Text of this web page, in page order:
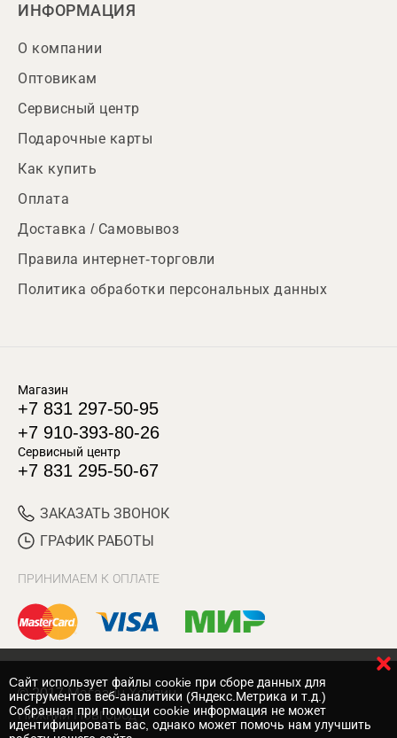
ИНФОРМАЦИЯ
О компании
Оптовикам
Сервисный центр
Подарочные карты
Как купить
Оплата
Доставка / Самовывоз
Правила интернет-торговли
Политика обработки персональных данных
Магазин
+7 831 297-50-95
+7 910-393-80-26
Сервисный центр
+7 831 295-50-67
ЗАКАЗАТЬ ЗВОНОК
ГРАФИК РАБОТЫ
ПРИНИМАЕМ К ОПЛАТЕ
© 2017 Магазин Хозяин
Нижний Новгород
Cайт использует файлы cookie при сборе данных для
инструментов веб-аналитики (Яндекс.Метрика и т.д.)
Собранная при помощи cookie информация не может
идентифицировать вас, однако может помочь нам улучшить